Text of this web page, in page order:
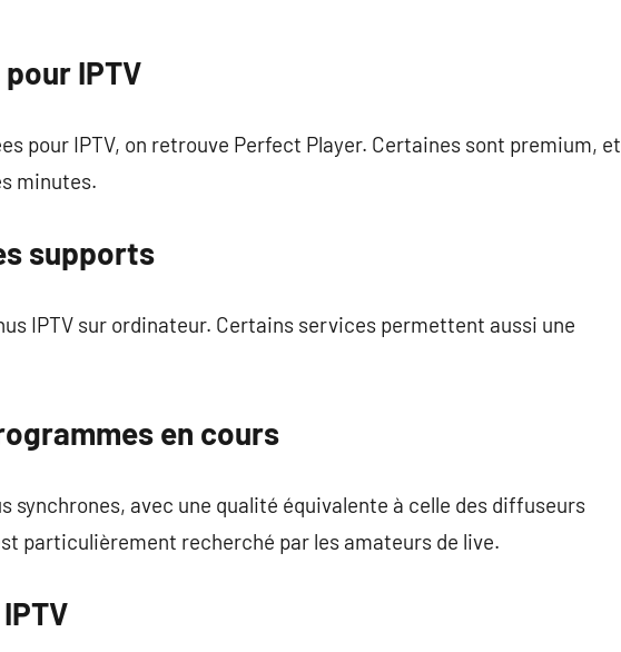
IPTV
pour IPTV, on retrouve Perfect Player. Certaines sont premium, et
minutes.
supports
IPTV sur ordinateur. Certains services permettent aussi une
en cours
synchrones, avec une qualité équivalente à celle des diffuseurs
particulièrement recherché par les amateurs de live.